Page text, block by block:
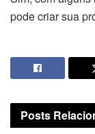
pode criar sua
Posts